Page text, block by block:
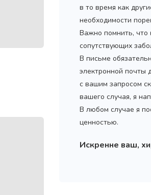
в то время как
необходимости
Важно помнить, что
сопутствующих
В письме
электронной почты
с вашим запросом
вашего случая, я
В любом случае я
ценностью.
Искренне ваш,